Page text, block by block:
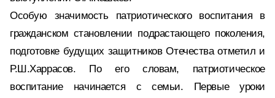
Особую значимость патриотического воспитания в
гражданском становлении подрастающего поколения,
подготовке будущих защитников Отечества отметил и
Р.Ш.Харрасов. По его словам, патриотическое
воспитание начинается с семьи. Первые уроки